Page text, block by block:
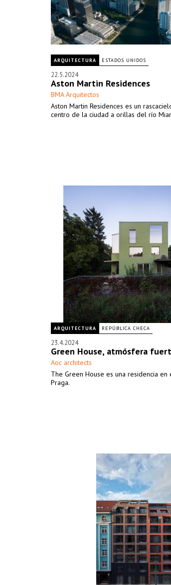
ARQUITECTURA ESTADOS UNIDOS
22.5.2024
Aston Martin Residences
BMA Arquitectos
Aston Martin Residences es un
centro de la ciudad a orillas del río
ARQUITECTURA REPÚBLICA CHECA
23.4.2024
Green House, atmósfera
Aoc architects
The Green House es una residencia
Praga.